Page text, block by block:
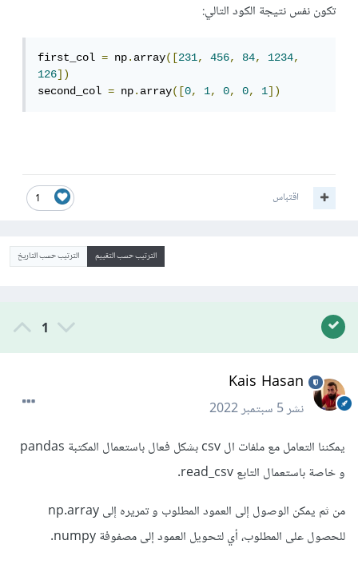
تكون نفس نتيجة الكود التالي:
first_col = np.array([231, 456, 84, 1234,
126])
second_col = np.array([0, 1, 0, 0, 1])
1 اقتباس
الترتيب حسب التقييم الترتيب حسب التاريخ
1
Kais Hasan
نشر5 سبتمبر 2022
يمكننا التعامل مع ملفات ال csv بشكل فعال باستعمال المكتبة pandas
و خاصة باستعمال التابع read_csv.
من ثم يمكن الوصول إلى العمود المطلوب و تمريره إلى np.array
للحصول على المطلوب، أي لتحويل العمود إلى مصفوفة numpy.